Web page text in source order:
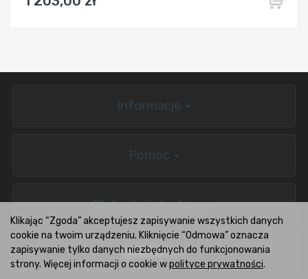
Informacje
Pomoc
Płatności i dostawa
BOXCARS.PL
Klikając “Zgoda” akceptujesz zapisywanie wszystkich danych
cookie na twoim urządzeniu. Kliknięcie “Odmowa” oznacza
zapisywanie tylko danych niezbędnych do funkcjonowania
strony. Więcej informacji o cookie wpolityce prywatności.